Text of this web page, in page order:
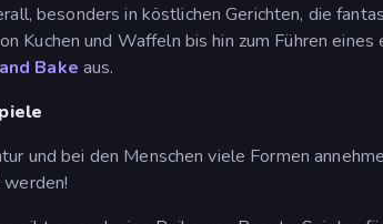
besonders in köstlichen Gerichten, die
Kuchen und Waffeln bis hin zum Führen
Bake aus.
und bei den Menschen viele Formen